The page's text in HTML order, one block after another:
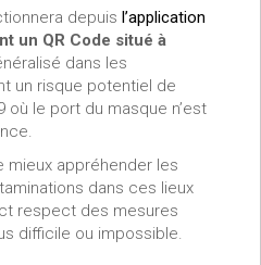
depuis l’application
un QR Code situé à
dans les
un risque potentiel de
où le port du masque n’est
appréhender les
dans ces lieux
respect des mesures
difficile ou impossible.